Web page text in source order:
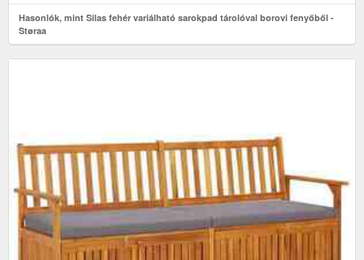
Hasonlók, mint Silas fehér variálható sarokpad tárolóval borovi fenyőből -
Støraa